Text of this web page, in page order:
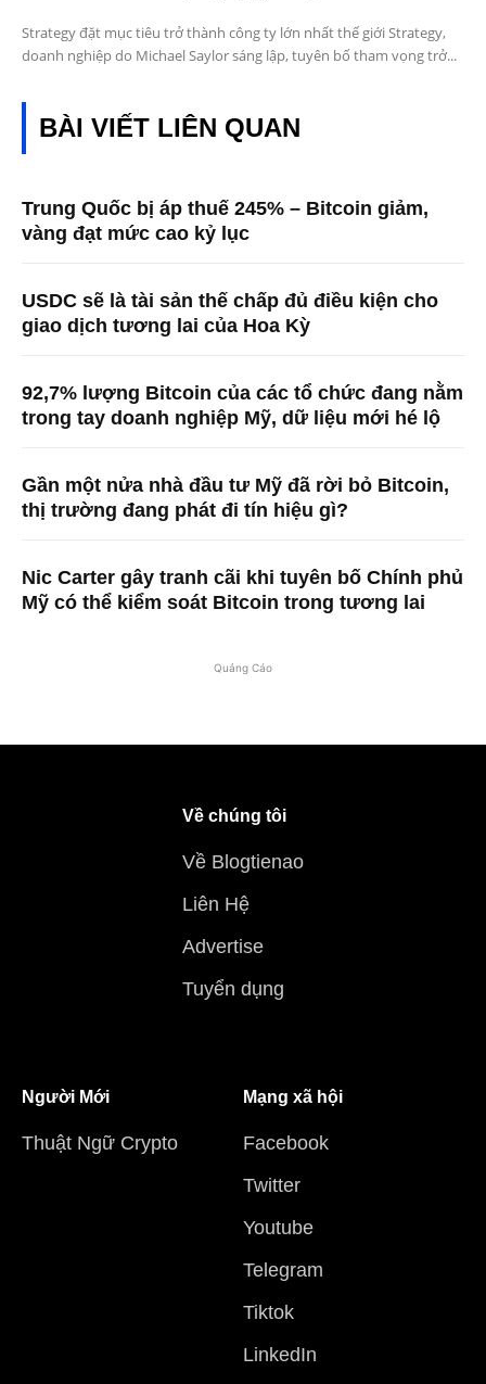
Strategy đặt mục tiêu trở thành công ty lớn nhất thế giới Strategy,
doanh nghiệp do Michael Saylor sáng lập, tuyên bố tham vọng trở...
BÀI VIẾT LIÊN QUAN
Trung Quốc bị áp thuế 245% – Bitcoin giảm,
vàng đạt mức cao kỷ lục
USDC sẽ là tài sản thế chấp đủ điều kiện cho
giao dịch tương lai của Hoa Kỳ
92,7% lượng Bitcoin của các tổ chức đang nằm
trong tay doanh nghiệp Mỹ, dữ liệu mới hé lộ
Gần một nửa nhà đầu tư Mỹ đã rời bỏ Bitcoin,
thị trường đang phát đi tín hiệu gì?
Nic Carter gây tranh cãi khi tuyên bố Chính phủ
Mỹ có thể kiểm soát Bitcoin trong tương lai
Quảng Cáo
Về chúng tôi
Về Blogtienao
Liên Hệ
Advertise
Tuyển dụng
Người Mới
Thuật Ngữ Crypto
Mạng xã hội
Facebook
Twitter
Youtube
Telegram
Tiktok
LinkedIn